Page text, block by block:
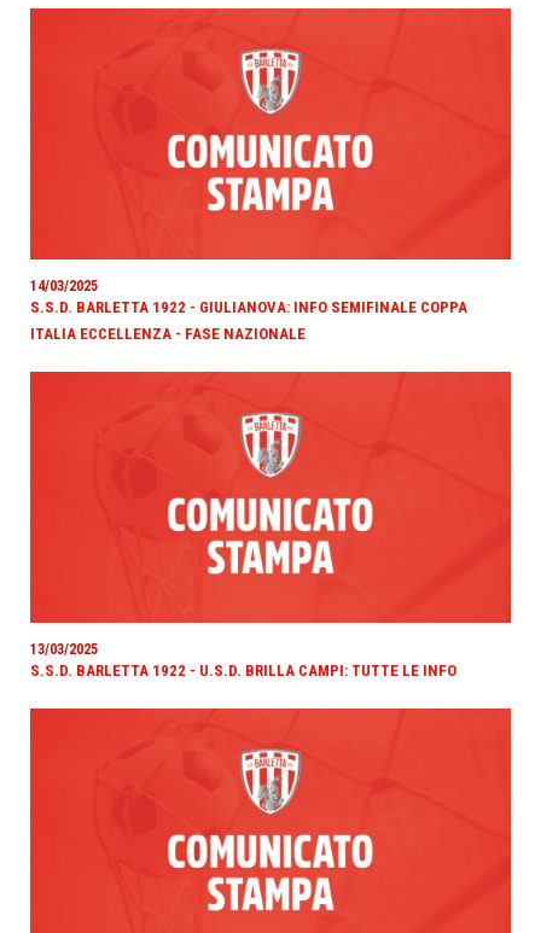
14/03/2025
S.S.D. BARLETTA 1922 - GIULIANOVA: INFO SEMIFINALE COPPA
ITALIA ECCELLENZA - FASE NAZIONALE
13/03/2025
S.S.D. BARLETTA 1922 - U.S.D. BRILLA CAMPI: TUTTE LE INFO